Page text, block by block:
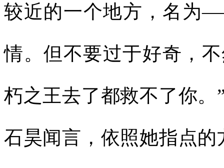
较近的一个地方，名为
情。但不要过于好奇，
朽之王去了都救不了你
石昊闻言，依照她指点